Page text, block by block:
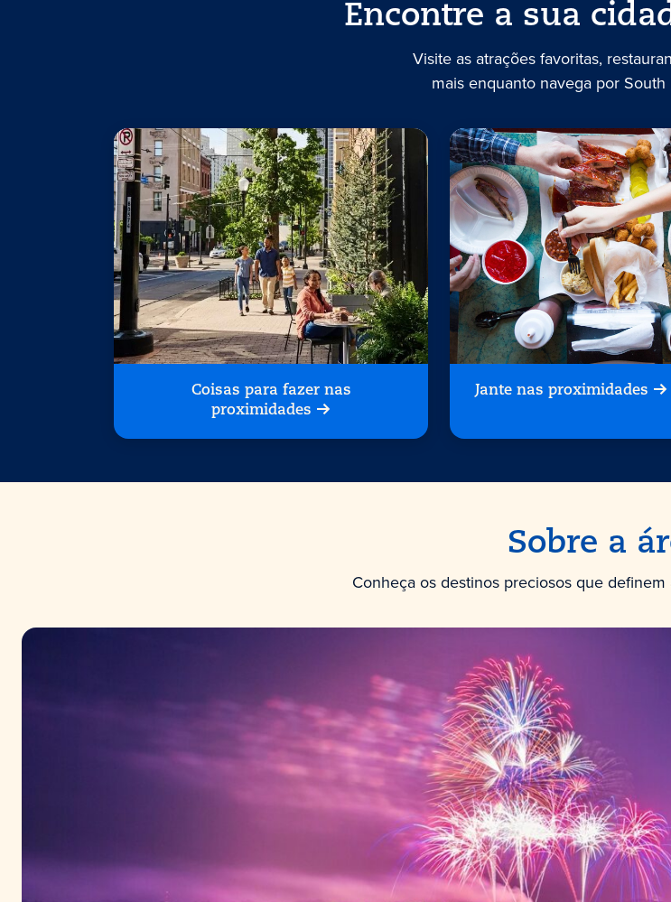
Encontre a sua
Visite as atrações favoritas,
mais enquanto navega por South
Coisas para fazer nas
proximidades
Jante nas proximidades
Sobre a
Conheça os destinos preciosos que definem